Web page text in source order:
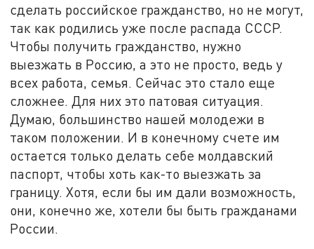
сделать российское гражданство, но не могут,
так как родились уже после распада СССР.
Чтобы получить гражданство, нужно
выезжать в Россию, а это не просто, ведь у
всех работа, семья. Сейчас это стало еще
сложнее. Для них это патовая ситуация.
Думаю, большинство нашей молодежи в
таком положении. И в конечному счете им
остается только делать себе молдавский
паспорт, чтобы хоть как-то выезжать за
границу. Хотя, если бы им дали возможность,
они, конечно же, хотели бы быть гражданами
России.